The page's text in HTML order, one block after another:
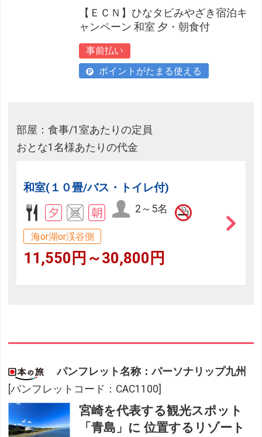
【ＥＣＮ】ひなタビみやざき宿泊キ
ャンペーン 和室 夕・朝食付
事前払い
ポイントがたまる使える
部屋：食事/1室あたりの定員
おとな1名様あたりの代金
和室(１０畳/バス・トイレ付)
2～5名
海or湖or渓谷側
11,550円～30,800円
パンフレット名称：パーソナリップ九州
[パンフレットコード：CAC1100]
宮崎を代表する観光スポット
「青島」に 位置するリゾート